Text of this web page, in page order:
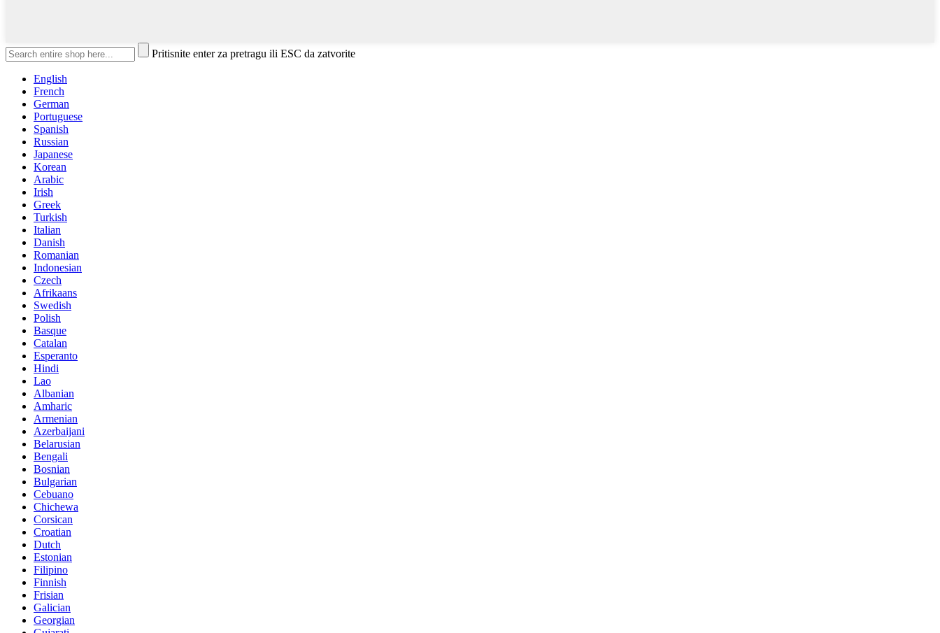
Pritisnite enter za pretragu ili ESC da zatvorite
English
French
German
Portuguese
Spanish
Russian
Japanese
Korean
Arabic
Irish
Greek
Turkish
Italian
Danish
Romanian
Indonesian
Czech
Afrikaans
Swedish
Polish
Basque
Catalan
Esperanto
Hindi
Lao
Albanian
Amharic
Armenian
Azerbaijani
Belarusian
Bengali
Bosnian
Bulgarian
Cebuano
Chichewa
Corsican
Croatian
Dutch
Estonian
Filipino
Finnish
Frisian
Galician
Georgian